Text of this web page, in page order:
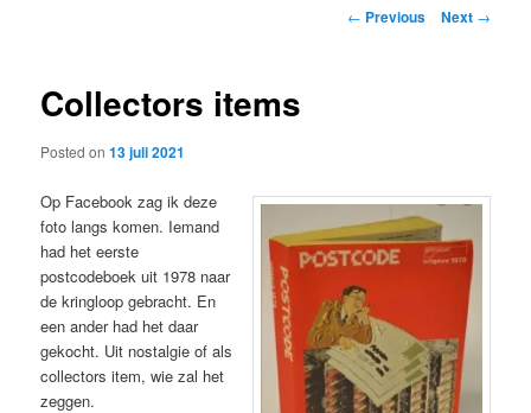
content
Post
← Previous Next →
Collectors items
Posted on13 juli 2021
Op Facebook zag ik deze
foto langs komen. Iemand
had het eerste
postcodeboek uit 1978 naar
de kringloop gebracht. En
een ander had het daar
gekocht. Uit nostalgie of als
collectors item, wie zal het
zeggen.